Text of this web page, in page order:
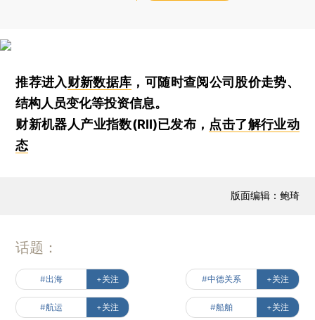
推荐进入财新数据库 ，可随时查阅公司股价走势、
结构人员变化等投资信息。
财新机器人产业指数(RII)已发布， 点击了解行业动
态
版面编辑：鲍琦
话题：
#出海 +关注 #中德关系 +关注
#航运 +关注 #船舶 +关注